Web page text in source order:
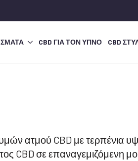
CBD ΓΙΑ ΤΟΝ ΎΠΝΟ CBD
ατμού CBD με τερπένια
CBD σε επαναγεμιζόμενη